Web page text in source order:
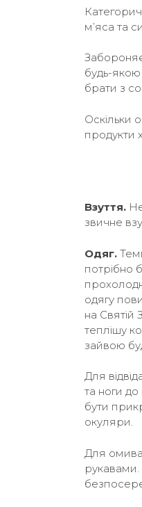
м’яса та
будь-
брати з
Оскільки
продукти
Взуття.
звичне
Одяг.
потрібно
одягу
на Святій
теплішу
зайвою
Для
та ноги до
бути
окуляри.
Для
рукавами.